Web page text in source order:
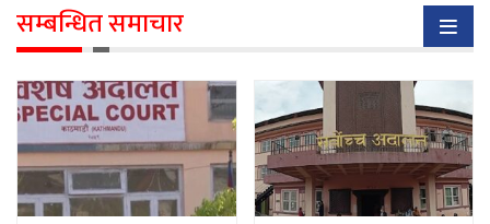
सम्बन्धित समाचार